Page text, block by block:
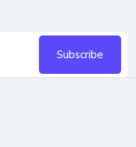
Subscribe